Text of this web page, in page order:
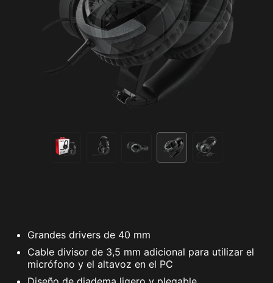
Grandes drivers de 40 mm
Cable divisor de 3,5 mm adicional para utilizar el
micrófono y el altavoz en el PC